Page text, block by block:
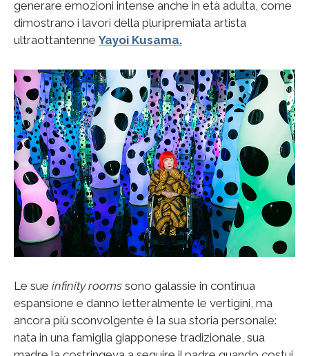
generare emozioni intense anche in età adulta, come
dimostrano i lavori della pluripremiata artista
ultraottantenneYayoi Kusama.
Le sue infinity rooms sono galassie in continua
espansione e danno letteralmente le vertigini, ma
ancora più sconvolgente è la sua storia personale:
nata in una famiglia giapponese tradizionale, sua